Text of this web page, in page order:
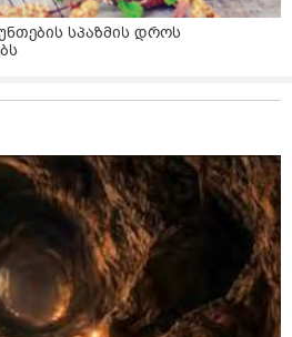
სპაზმის დროს